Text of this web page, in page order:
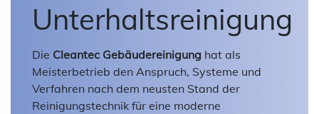
Unterhaltsreinigung
Die Cleantec Gebäudereinigung hat als
Meisterbetrieb den Anspruch, Systeme und
Verfahren nach dem neusten Stand der
Reinigungstechnik für eine moderne